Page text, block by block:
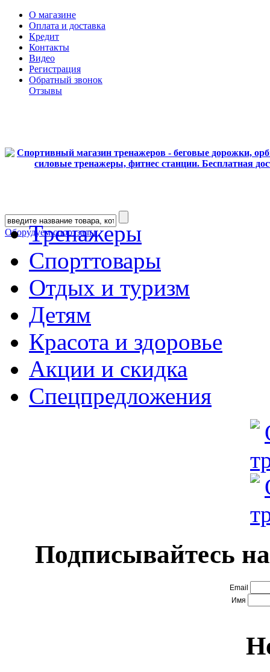
О магазине
Оплата и доставка
Кредит
Контакты
Видео
Регистрация
Обратный звонок
Отзывы
Оборудуем спортзалы
Тренажеры
Спорттовары
Отдых и туризм
Детям
Красота и здоровье
Акции и скидка
Спецпредложения
Подписывайтесь
Email
Имя